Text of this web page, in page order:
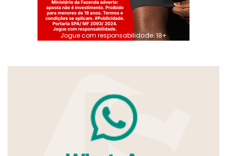
Jogue com responsabilidade. 18+